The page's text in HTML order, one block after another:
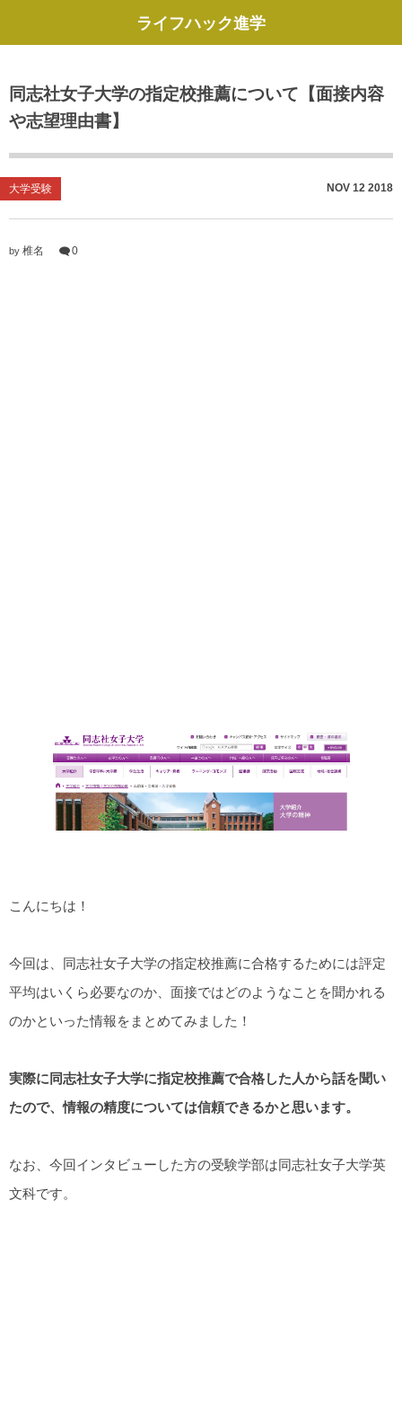
ライフハック進学
同志社女子大学の指定校推薦について【面接内容
や志望理由書】
大学受験 NOV 12 2018
by 椎名 0
こんにちは！
今回は、同志社女子大学の指定校推薦に合格するためには評定
平均はいくら必要なのか、面接ではどのようなことを聞かれる
のかといった情報をまとめてみました！
実際に同志社女子大学に指定校推薦で合格した人から話を聞い
たので、情報の精度については信頼できるかと思います。
なお、今回インタビューした方の受験学部は同志社女子大学英
文科です。